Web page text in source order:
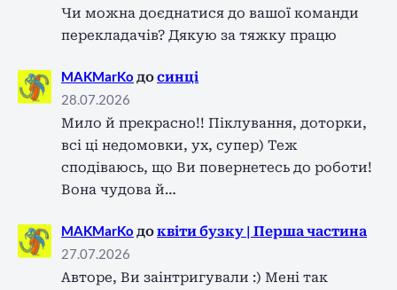
Чи можна доєднатися до вашої команди
перекладачів? Дякую за тяжку працю
MAKMarKo досинці
28.07.2026
Мило й прекрасно!! Піклування, доторки,
всі ці недомовки, ух, супер) Теж
сподіваюсь, що Ви повернетесь до роботи!
Вона чудова й…
MAKMarKo доквіти бузку | Перша частина
27.07.2026
Авторе, Ви заінтригували :) Мені так